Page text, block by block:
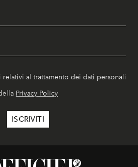
al trattamento dei dati personali
Privacy Policy